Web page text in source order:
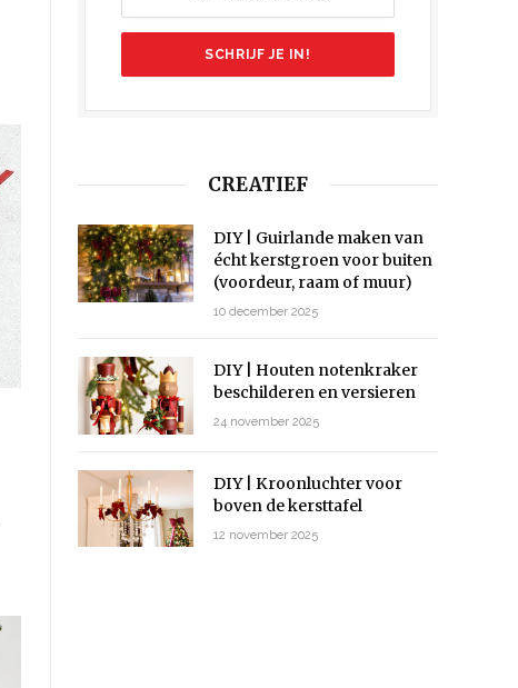
CREATIEF
DIY | Guirlande maken van
écht kerstgroen voor buiten
(voordeur, raam of muur)
10 december 2025
DIY | Houten notenkraker
beschilderen en versieren
24 november 2025
DIY | Kroonluchter voor
boven de kersttafel
12 november 2025